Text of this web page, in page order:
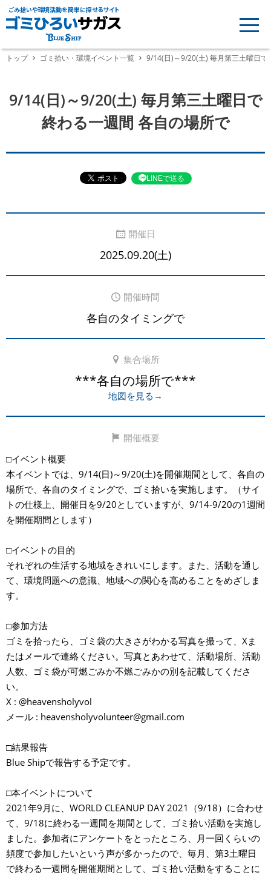
ごみ拾いや環境活動を簡単に探せるサイト
トップ ゴミ拾い・環境イベント一覧 9/14(日)～9/20(土) 毎月第三土曜日で
9/14(日)～9/20(土) 毎月第三土曜日で
終わる一週間 各自の場所で
LINEで送る
開催日
2025.09.20(土)
開催時間
各自のタイミングで
集合場所
***各自の場所で***
地図を見る→
開催概要
□イベント概要
本イベントでは、9/14(日)～9/20(土)を開催期間として、各自の
場所で、各自のタイミングで、ゴミ拾いを実施します。（サイ
トの仕様上、開催日を9/20としていますが、9/14-9/20の1週間
を開催期間とします）
□イベントの目的
それぞれの生活する地域をきれいにします。また、活動を通し
て、環境問題への意識、地域への関心を高めることをめざしま
す。
□参加方法
ゴミを拾ったら、ゴミ袋の大きさがわかる写真を撮って、Xま
たはメールで連絡ください。写真とあわせて、活動場所、活動
人数、ゴミ袋が可燃ごみか不燃ごみかの別を記載してくださ
い。
X : @heavensholyvol
メール : heavensholyvolunteer@gmail.com
□結果報告
Blue Shipで報告する予定です。
□本イベントについて
2021年9月に、WORLD CLEANUP DAY 2021（9/18）に合わせ
て、9/18に終わる一週間を期間として、ゴミ拾い活動を実施し
ました。参加者にアンケートをとったところ、月一回くらいの
頻度で参加したいという声が多かったので、毎月、第3土曜日
で終わる一週間を開催期間として、ゴミ拾い活動をすることに